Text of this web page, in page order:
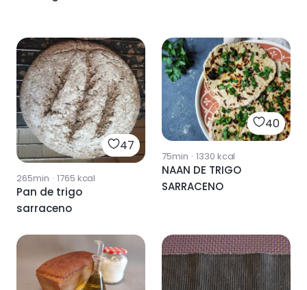
47
265min · 1765 kcal
Pan de trigo
sarraceno
40
75min · 1330 kcal
NAAN DE TRIGO
SARRACENO